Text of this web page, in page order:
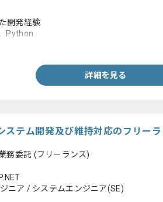
開発経験
Python
詳細を見る
ステム開発及び維持対応のフリー
務委託 (フリーランス)
ニア / システムエンジニア(SE)